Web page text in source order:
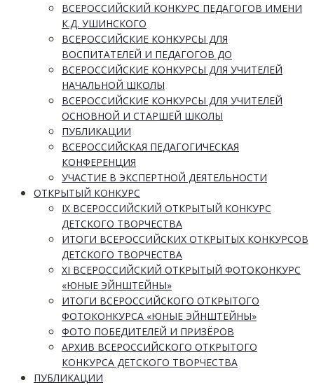
ВСЕРОССИЙСКИЙ КОНКУРС ПЕДАГОГОВ ИМЕНИ
К.Д. УШИНСКОГО
ВСЕРОССИЙСКИЕ КОНКУРСЫ ДЛЯ
ВОСПИТАТЕЛЕЙ И ПЕДАГОГОВ ДО
ВСЕРОССИЙСКИЕ КОНКУРСЫ ДЛЯ УЧИТЕЛЕЙ
НАЧАЛЬНОЙ ШКОЛЫ
ВСЕРОССИЙСКИЕ КОНКУРСЫ ДЛЯ УЧИТЕЛЕЙ
ОСНОВНОЙ И СТАРШЕЙ ШКОЛЫ
ПУБЛИКАЦИИ
ВСЕРОССИЙСКАЯ ПЕДАГОГИЧЕСКАЯ
КОНФЕРЕНЦИЯ
УЧАСТИЕ В ЭКСПЕРТНОЙ ДЕЯТЕЛЬНОСТИ
ОТКРЫТЫЙ КОНКУРС
IX ВСЕРОССИЙСКИЙ ОТКРЫТЫЙ КОНКУРС
ДЕТСКОГО ТВОРЧЕСТВА
ИТОГИ ВСЕРОССИЙСКИХ ОТКРЫТЫХ КОНКУРСОВ
ДЕТСКОГО ТВОРЧЕСТВА
XI ВСЕРОССИЙСКИЙ ОТКРЫТЫЙ ФОТОКОНКУРС
«ЮНЫЕ ЭЙНШТЕЙНЫ»
ИТОГИ ВСЕРОССИЙСКОГО ОТКРЫТОГО
ФОТОКОНКУРСА «ЮНЫЕ ЭЙНШТЕЙНЫ»
ФОТО ПОБЕДИТЕЛЕЙ И ПРИЗЁРОВ
АРХИВ ВСЕРОССИЙСКОГО ОТКРЫТОГО
КОНКУРСА ДЕТСКОГО ТВОРЧЕСТВА
ПУБЛИКАЦИИ